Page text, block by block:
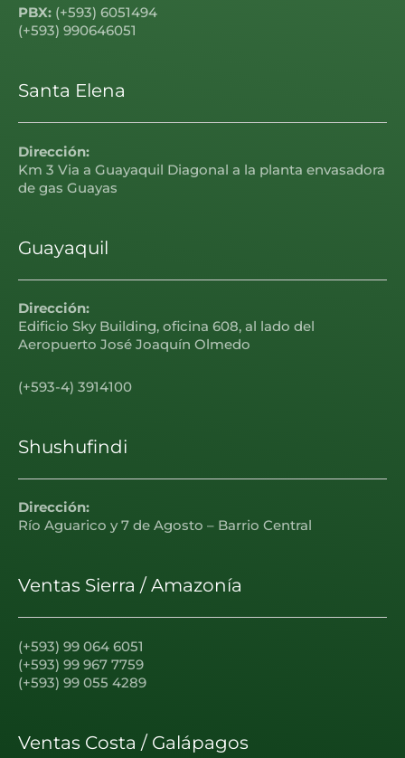
PBX: (+593) 6051494
(+593) 990646051
Santa Elena
Dirección:
Km 3 Via a Guayaquil Diagonal a la planta envasadora
de gas Guayas
Guayaquil
Dirección:
Edificio Sky Building, oficina 608, al lado del
Aeropuerto José Joaquín Olmedo
(+593-4) 3914100
Shushufindi
Dirección:
Río Aguarico y 7 de Agosto – Barrio Central
Ventas Sierra / Amazonía
(+593) 99 064 6051
(+593) 99 967 7759
(+593) 99 055 4289
Ventas Costa / Galápagos